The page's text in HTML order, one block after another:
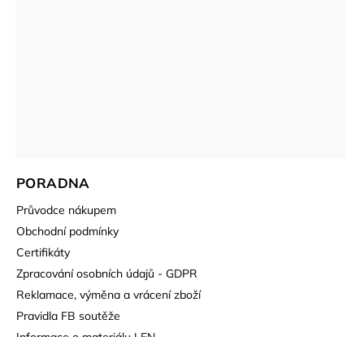
PORADNA
Průvodce nákupem
Obchodní podmínky
Certifikáty
Zpracování osobních údajů - GDPR
Reklamace, výměna a vrácení zboží
Pravidla FB soutěže